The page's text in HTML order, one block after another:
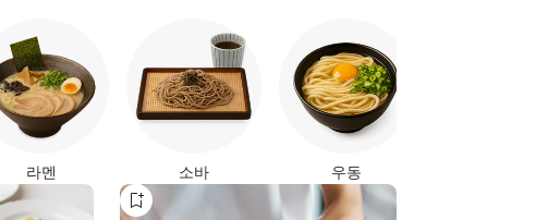
라멘 소바 우동